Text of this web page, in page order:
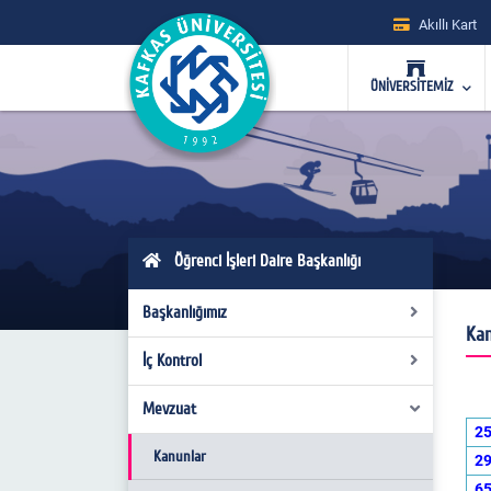
Akıllı Kart
ÜNİVERSİTEMİZ
Öğrenci İşleri Daire Başkanlığı
Başkanlığımız
Hakkımızda
Misyon - Vizyon
Yönetim
İç Kontrol
Organizasyon Şeması
Görev Tanımları
Mevzuat
Kanunlar